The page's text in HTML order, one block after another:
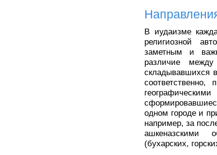
В иудаизме
религиозной
заметным и
различие
складывавшихся
одном городе и
например, за
ашкеназскими
(бухарских,